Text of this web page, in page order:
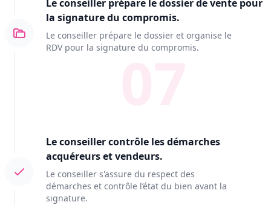
Le conseiller prépare le dossier de vente pour
la signature du compromis.
Le conseiller prépare le dossier et organise le
RDV pour la signature du compromis.
Le conseiller contrôle les démarches
acquéreurs et vendeurs.
Le conseiller s'assure du respect des
démarches et contrôle l’état du bien avant la
signature.